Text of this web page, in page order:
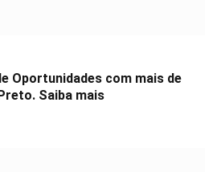
Oportunidades com mais de
Saiba mais